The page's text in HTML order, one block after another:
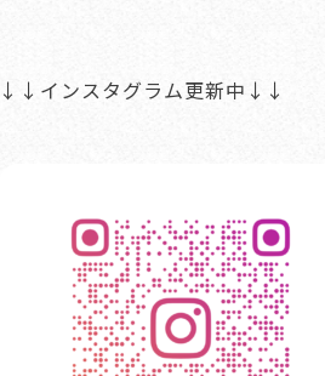
↓↓インスタグラム更新中↓↓